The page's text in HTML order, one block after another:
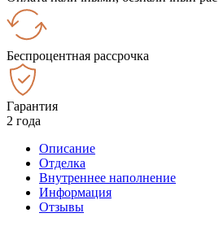
Беспроцентная рассрочка
Гарантия
2 года
Описание
Отделка
Внутреннее наполнение
Информация
Отзывы